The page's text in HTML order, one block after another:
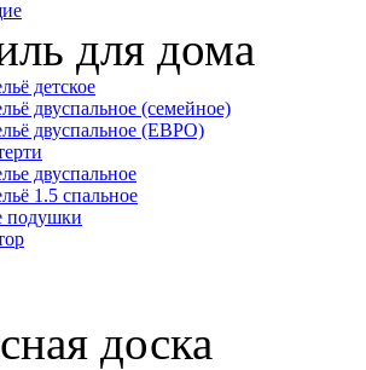
для дома
детское
двуспальное (семейное)
двуспальное (ЕВРО)
двуспальное
1.5 спальное
подушки
доска